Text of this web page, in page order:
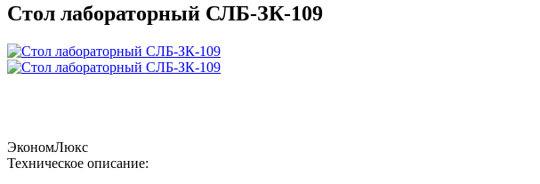
Стол лабораторный СЛБ-ЗК-109
ЭкономЛюкс
Техническое описание: